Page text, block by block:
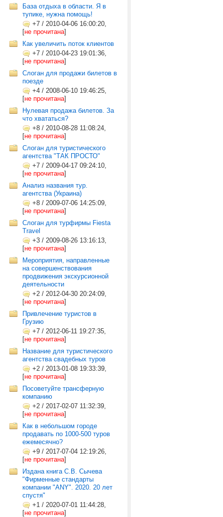
База отдыха в области. Я в
тупике, нужна помощь!
+7 / 2010-04-06 16:00:20,
[не прочитана]
Как увеличить поток клиентов
+7 / 2010-04-23 19:01:36,
[не прочитана]
Слоган для продажи билетов в
поезде
+4 / 2008-06-10 19:46:25,
[не прочитана]
Нулевая продажа билетов. За
что хвататься?
+8 / 2010-08-28 11:08:24,
[не прочитана]
Слоган для туристического
агентства "ТАК ПРОСТО"
+7 / 2009-04-17 09:24:10,
[не прочитана]
Анализ названия тур.
агентства (Украина)
+8 / 2009-07-06 14:25:09,
[не прочитана]
Слоган для турфирмы Fiesta
Travel
+3 / 2009-08-26 13:16:13,
[не прочитана]
Мероприятия, направленные
на совершенствования
продвижения экскурсионной
деятельности
+2 / 2012-04-30 20:24:09,
[не прочитана]
Привлечение туристов в
Грузию
+7 / 2012-06-11 19:27:35,
[не прочитана]
Название для туристического
агентства свадебных туров
+2 / 2013-01-08 19:33:39,
[не прочитана]
Посоветуйте трансферную
компанию
+2 / 2017-02-07 11:32:39,
[не прочитана]
Как в небольшом городе
продавать по 1000-500 туров
ежемесячно?
+9 / 2017-07-04 12:19:26,
[не прочитана]
Издана книга С.В. Сычева
"Фирменные стандарты
компании "ANY". 2020. 20 лет
спустя"
+1 / 2020-07-01 11:44:28,
[не прочитана]